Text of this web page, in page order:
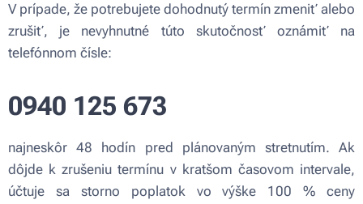
V prípade, že potrebujete dohodnutý termín zmeniť alebo
zrušiť, je nevyhnutné túto skutočnosť oznámiť na
telefónnom čísle:
0940 125 673
najneskôr 48 hodín pred plánovaným stretnutím. Ak
dôjde k zrušeniu termínu v kratšom časovom intervale,
účtuje sa storno poplatok vo výške 100 % ceny